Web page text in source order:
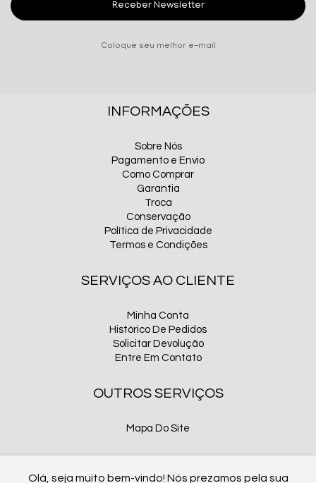
Receber Newsletter
Coloque seu melhor e-mail
Olá, seja muito bem-vindo! Nós prezamos pela sua
INFORMAÇÕES
Sobre Nós
Pagamento e Envio
Como Comprar
Garantia
Troca
Conservação
Política de Privacidade
Termos e Condições
SERVIÇOS AO CLIENTE
Minha Conta
Histórico De Pedidos
Solicitar Devolução
Entre Em Contato
OUTROS SERVIÇOS
Mapa Do Site